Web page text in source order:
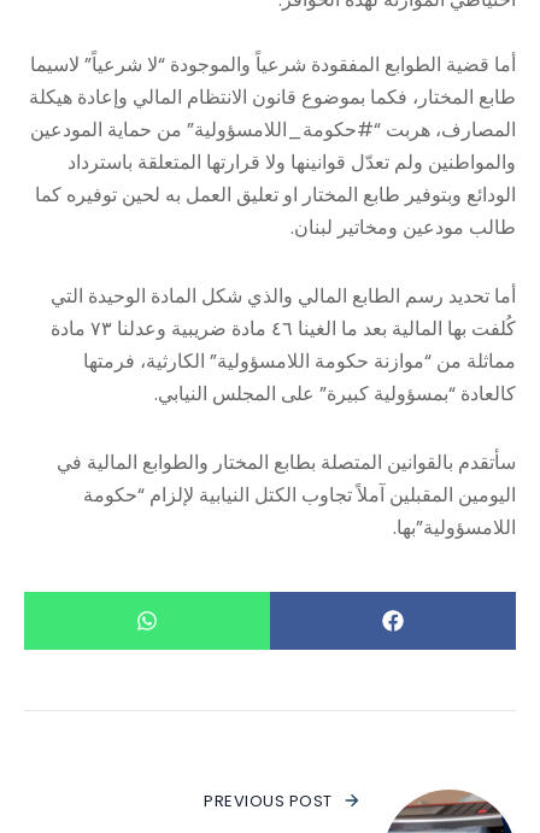
أما قضية الطوابع المفقودة شرعياً والموجودة “لا شرعياً” لاسيما
طابع المختار، فكما بموضوع قانون الانتظام المالي وإعادة هيكلة
المصارف، هربت “#حكومة_اللامسؤولية” من حماية المودعين
والمواطنين ولم تعدّل قوانينها ولا قرارتها المتعلقة باسترداد
الودائع وبتوفير طابع المختار او تعليق العمل به لحين توفيره كما
طالب مودعين ومخاتير لبنان.
أما تحديد رسم الطابع المالي والذي شكل المادة الوحيدة التي
كُلفت بها المالية بعد ما الغينا ٤٦ مادة ضريبية وعدلنا ٧٣ مادة
مماثلة من “موازنة حكومة اللامسؤولية” الكارثية، فرمتها
كالعادة “بمسؤولية كبيرة” على المجلس النيابي.
سأتقدم بالقوانين المتصلة بطابع المختار والطوابع المالية في
اليومين المقبلين آملاً تجاوب الكتل النيابية لإلزام “حكومة
اللامسؤولية”بها.
PREVIOUS POST